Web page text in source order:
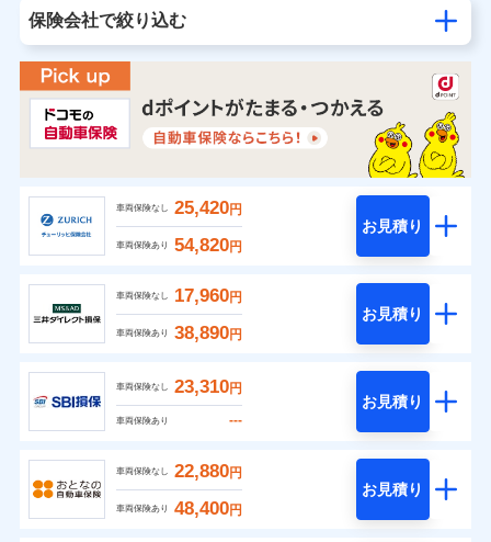
保険会社で絞り込む
車両保険なし 25,420円
車両保険あり 54,820円
お見積り
車両保険なし 17,960円
車両保険あり 38,890円
お見積り
車両保険なし 23,310円
車両保険あり ---
お見積り
車両保険なし 22,880円
車両保険あり 48,400円
お見積り